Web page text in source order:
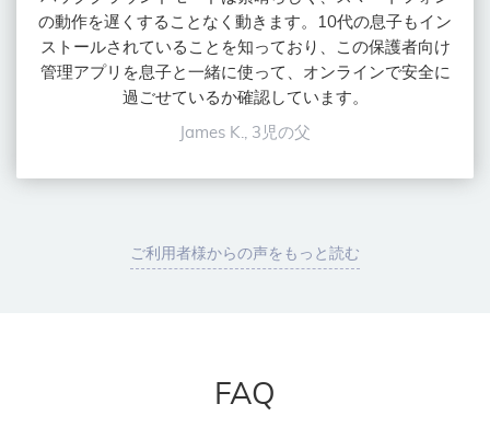
の動作を遅くすることなく動きます。10代の息子もイン
ストールされていることを知っており、この保護者向け
管理アプリを息子と一緒に使って、オンラインで安全に
過ごせているか確認しています。
James K., 3児の父
ご利用者様からの声をもっと読む
FAQ